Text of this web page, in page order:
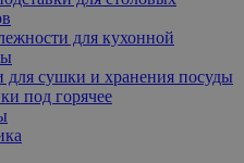
для кухонной
для сушки и хранения посуды
под горячее